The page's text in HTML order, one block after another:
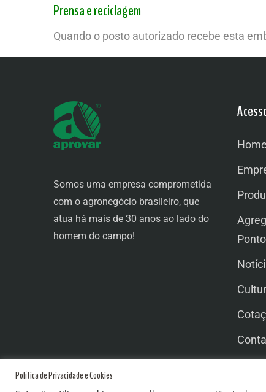
Prensa e reciclagem
Quando o posto autorizado recebe esta
Somos uma empresa comprometida
com o agronegócio brasileiro, que
atua há mais de 30 anos ao lado do
homem do campo!
Home
Política de Privacidade e Cookies